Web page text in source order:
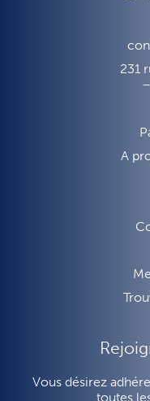
231
A
Vous désirez
toutes